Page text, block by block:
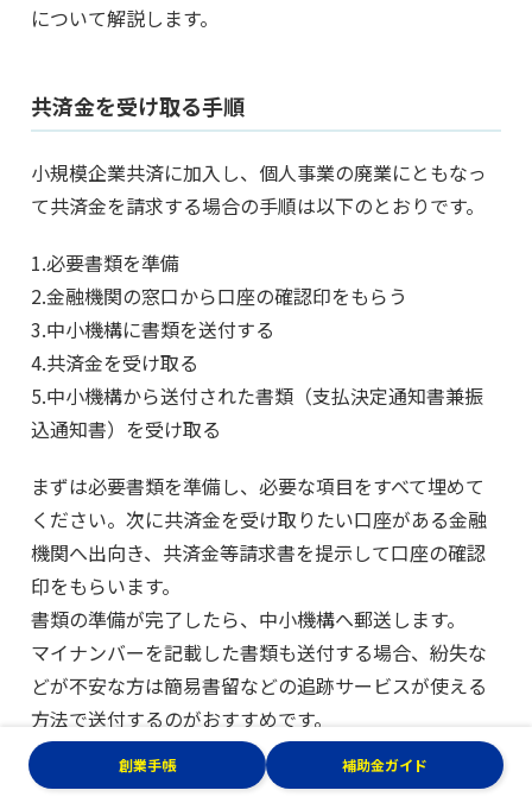
について解説します。
共済金を受け取る手順
小規模企業共済に加入し、個人事業の廃業にともなっ
て共済金を請求する場合の手順は以下のとおりです。
1.必要書類を準備
2.金融機関の窓口から口座の確認印をもらう
3.中小機構に書類を送付する
4.共済金を受け取る
5.中小機構から送付された書類（支払決定通知書兼振
込通知書）を受け取る
まずは必要書類を準備し、必要な項目をすべて埋めて
ください。次に共済金を受け取りたい口座がある金融
機関へ出向き、共済金等請求書を提示して口座の確認
印をもらいます。
書類の準備が完了したら、中小機構へ郵送します。
マイナンバーを記載した書類も送付する場合、紛失な
どが不安な方は簡易書留などの追跡サービスが使える
方法で送付するのがおすすめです。
中小機構は送られた書類をもとに審査を実施し、問題
創業手帳 補助金ガイド